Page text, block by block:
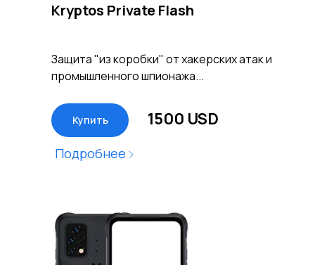
Kryptos Private Flash
Защита "из коробки" от хакерских атак и
промышленного шпионажа...
Купить 1500 USD
Подробнее